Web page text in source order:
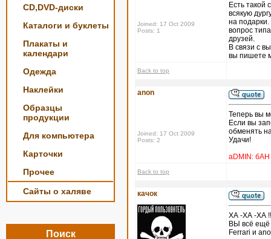
CD,DVD-диски
Каталоги и буклеты
Плакаты и
календари
Одежда
Наклейки
Образцы
продукции
Для компьютера
Карточки
Прочее
Сайты о халяве
Поиск
Joined: 17 Oct 2009
Posts: 1
Есть такой
всякую
на
вопрос
друзей.
В связи с
вы пишете
Back to top
anon
Joined: 17 Oct 2009
Posts: 2
Теперь вы
Если вы
обменять
Удачи!
aDMIN: бАН
Back to top
качок
ХА -ХА -ХА
ВЫ всё ещё
Ferrari и